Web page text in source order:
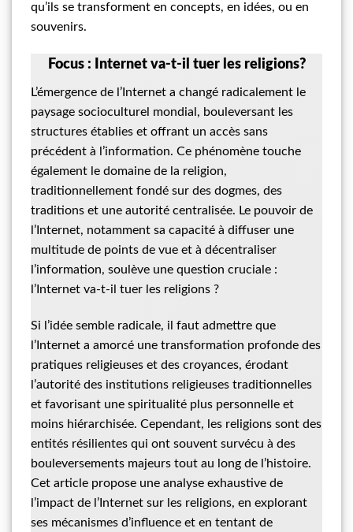
qu’ils se transforment en concepts, en idées, ou en
souvenirs.
Focus : Internet va-t-il tuer les religions?
L’émergence de l’Internet a changé radicalement le
paysage socioculturel mondial, bouleversant les
structures établies et offrant un accès sans
précédent à l’information. Ce phénomène touche
également le domaine de la religion,
traditionnellement fondé sur des dogmes, des
traditions et une autorité centralisée. Le pouvoir de
l’Internet, notamment sa capacité à diffuser une
multitude de points de vue et à décentraliser
l’information, soulève une question cruciale :
l’Internet va-t-il tuer les religions ?
Si l’idée semble radicale, il faut admettre que
l’Internet a amorcé une transformation profonde des
pratiques religieuses et des croyances, érodant
l’autorité des institutions religieuses traditionnelles
et favorisant une spiritualité plus personnelle et
moins hiérarchisée. Cependant, les religions sont des
entités résilientes qui ont souvent survécu à des
bouleversements majeurs tout au long de l’histoire.
Cet article propose une analyse exhaustive de
l’impact de l’Internet sur les religions, en explorant
ses mécanismes d’influence et en tentant de